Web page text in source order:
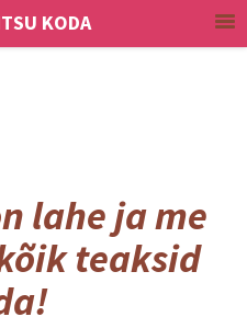
KODA
lahe ja me
teaksid